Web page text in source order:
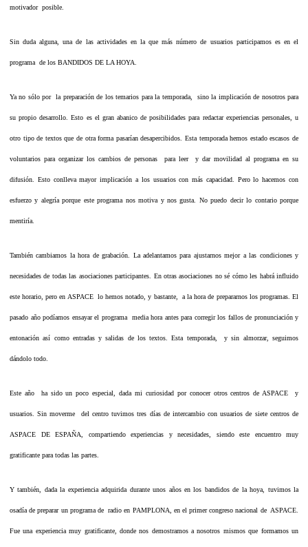
motivador posible.
Sin duda alguna, una de las actividades en la que más número de usuarios participamos es en el
programa de los BANDIDOS DE LA HOYA.
Ya no sólo por la preparación de los temarios para la temporada, sino la implicación de nosotros para
su propio desarrollo. Esto es el gran abanico de posibilidades para redactar experiencias personales, u
otro tipo de textos que de otra forma pasarían desapercibidos. Esta temporada hemos estado escasos de
voluntarios para organizar los cambios de personas para leer y dar movilidad al programa en su
difusión. Esto conlleva mayor implicación a los usuarios con más capacidad. Pero lo hacemos con
esfuerzo y alegría porque este programa nos motiva y nos gusta. No puedo decir lo contario porque
mentiría.
También cambiamos la hora de grabación. La adelantamos para ajustarnos mejor a las condiciones y
necesidades de todas las asociaciones participantes. En otras asociaciones no sé cómo les habrá influido
este horario, pero en ASPACE lo hemos notado, y bastante, a la hora de prepararnos los programas. El
pasado año podíamos ensayar el programa media hora antes para corregir los fallos de pronunciación y
entonación así como entradas y salidas de los textos. Esta temporada, y sin almorzar, seguimos
dándolo todo.
Este año ha sido un poco especial, dada mi curiosidad por conocer otros centros de ASPACE y
usuarios. Sin moverme del centro tuvimos tres días de intercambio con usuarios de siete centros de
ASPACE DE ESPAÑA, compartiendo experiencias y necesidades, siendo este encuentro muy
gratificante para todas las partes.
Y también, dada la experiencia adquirida durante unos años en los bandidos de la hoya, tuvimos la
osadía de preparar un programa de radio en PAMPLONA, en el primer congreso nacional de ASPACE.
Fue una experiencia muy gratificante, donde nos demostramos a nosotros mismos que formamos un